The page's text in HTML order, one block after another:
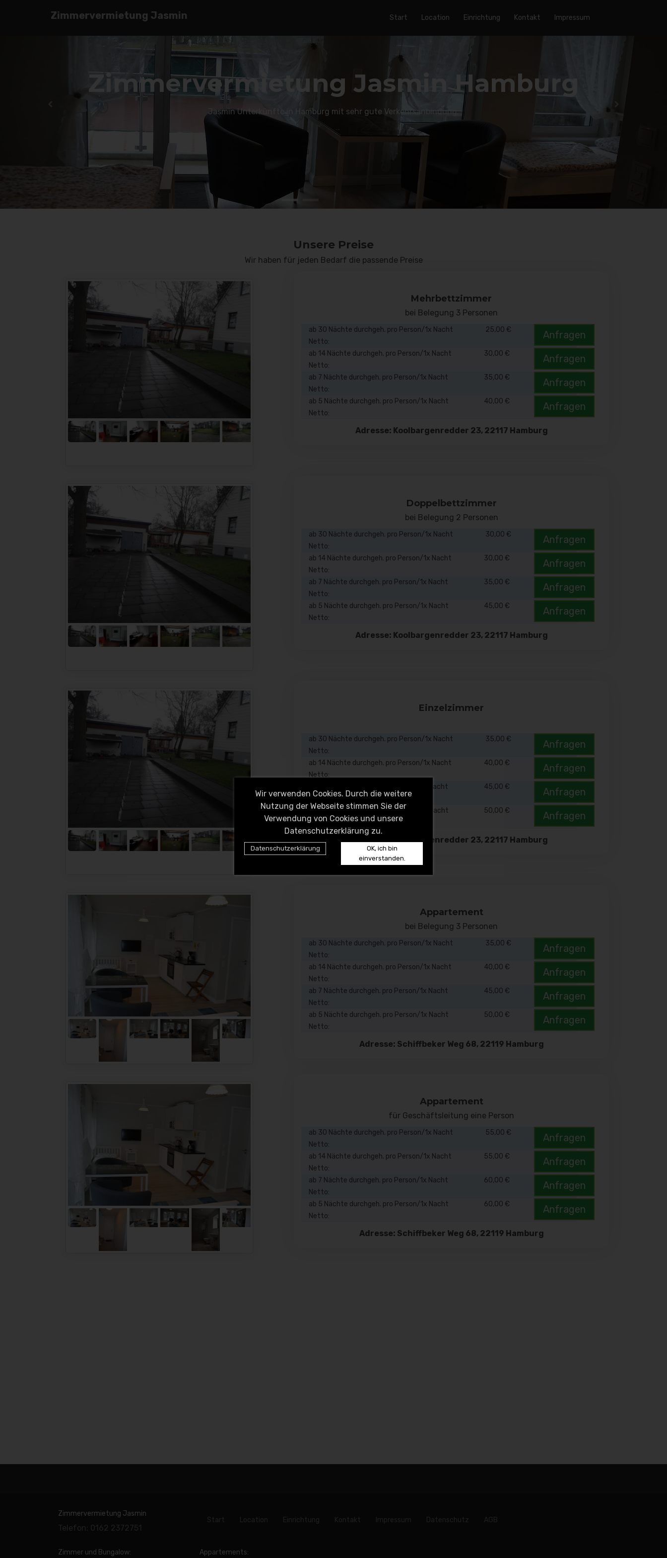
Wir verwenden Cookies. Durch die weitere
Nutzung der Webseite stimmen Sie der
Verwendung von Cookies und unsere
Datenschutzerklärung zu.
Datenschutzerklärung
OK, ich bin
einverstanden.
Zimmervermietung Jasmin Start Location Einrichtung Kontakt Impressum
GemütlicheEinrichtung
In einer familiären und freundlichen Atmosphäre, möblierte Apartments gehobene Ausstattung Neubau.
Unsere Preise
Wir haben für jeden Bedarf die passende Preise
Mehrbettzimmer
bei Belegung 3 Personen
ab 30 Nächte durchgeh. pro Person/1x Nacht
Netto:
25,00 € Anfragen
ab 14 Nächte durchgeh. pro Person/1x Nacht
Netto:
30,00 € Anfragen
ab 7 Nächte durchgeh. pro Person/1x Nacht
Netto:
35,00 € Anfragen
ab 5 Nächte durchgeh. pro Person/1x Nacht
Netto:
40,00 € Anfragen
Adresse: Koolbargenredder 23, 22117 Hamburg
Doppelbettzimmer
bei Belegung 2 Personen
ab 30 Nächte durchgeh. pro Person/1x Nacht
Netto:
30,00 € Anfragen
ab 14 Nächte durchgeh. pro Person/1x Nacht
Netto:
30,00 € Anfragen
ab 7 Nächte durchgeh. pro Person/1x Nacht
Netto:
35,00 € Anfragen
ab 5 Nächte durchgeh. pro Person/1x Nacht
Netto:
45,00 € Anfragen
Adresse: Koolbargenredder 23, 22117 Hamburg
Einzelzimmer
ab 30 Nächte durchgeh. pro Person/1x Nacht
Netto:
35,00 € Anfragen
ab 14 Nächte durchgeh. pro Person/1x Nacht
Netto:
40,00 € Anfragen
ab 7 Nächte durchgeh. pro Person/1x Nacht
Netto:
45,00 € Anfragen
ab 5 Nächte durchgeh. pro Person/1x Nacht
Netto:
50,00 € Anfragen
Adresse: Koolbargenredder 23, 22117 Hamburg
Appartement
bei Belegung 3 Personen
ab 30 Nächte durchgeh. pro Person/1x Nacht
Netto:
35,00 € Anfragen
ab 14 Nächte durchgeh. pro Person/1x Nacht
Netto:
40,00 € Anfragen
ab 7 Nächte durchgeh. pro Person/1x Nacht
Netto:
45,00 € Anfragen
ab 5 Nächte durchgeh. pro Person/1x Nacht
Netto:
50,00 € Anfragen
Adresse: Schiffbeker Weg 68, 22119 Hamburg
Appartement
für Geschäftsleitung eine Person
ab 30 Nächte durchgeh. pro Person/1x Nacht
Netto:
55,00 € Anfragen
ab 14 Nächte durchgeh. pro Person/1x Nacht
Netto:
55,00 € Anfragen
ab 7 Nächte durchgeh. pro Person/1x Nacht
Netto:
60,00 € Anfragen
ab 5 Nächte durchgeh. pro Person/1x Nacht
Netto:
60,00 € Anfragen
Adresse: Schiffbeker Weg 68, 22119 Hamburg
Zimmervermietung Jasmin
Telefon: 0162 2372751
Start Location Einrichtung Kontakt Impressum Datenschutz AGB
Zimmer und Bungalow: Appartements: